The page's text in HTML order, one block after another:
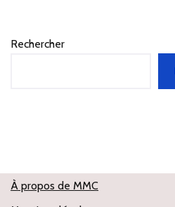
Rechercher
À propos de MMC